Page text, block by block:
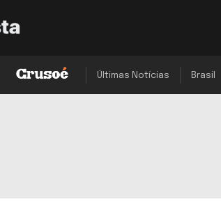
Últimas Notícias Brasil